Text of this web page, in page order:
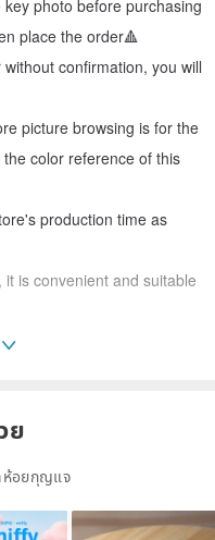
photo before purchasing
place the order🔺
confirmation, you will
picture browsing is for the
color reference of this
production time as
is convenient and suitable
case
full-covered 3D curved
ย
อยกุญแจ